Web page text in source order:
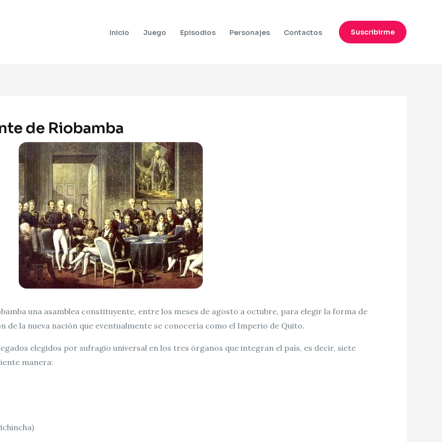
Inicio Juego Episodios Personajes Contactos Suscribirme
de Riobamba
una asamblea constituyente, entre los meses de agosto a octubre, para elegir la forma de
la nueva nación que eventualmente se conocería como el Imperio de Quito.
elegidos por sufragio universal en los tres órganos que integran el país, es decir, siete
manera: